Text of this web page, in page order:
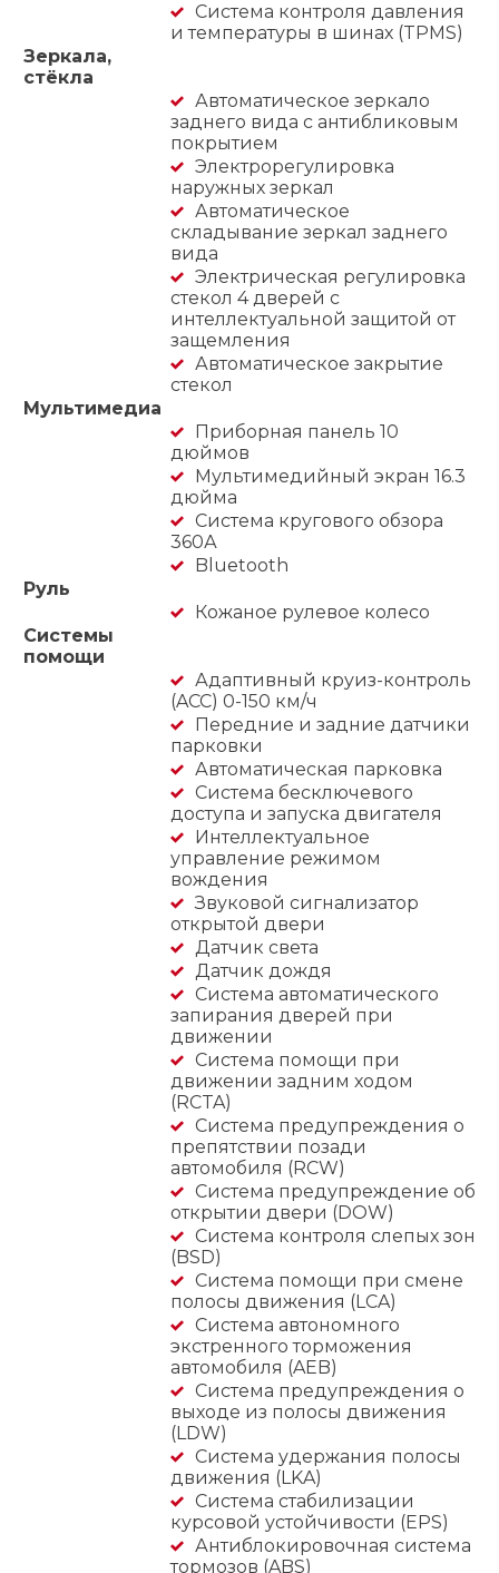
Система контроля давления
и температуры в шинах (TPMS)
Зеркала,
стёкла
Автоматическое зеркало
заднего вида с антибликовым
покрытием
Электрорегулировка
наружных зеркал
Автоматическое
складывание зеркал заднего
вида
Электрическая регулировка
стекол 4 дверей с
интеллектуальной защитой от
защемления
Автоматическое закрытие
стекол
Мультимедиа
Приборная панель 10
дюймов
Мультимедийный экран 16.3
дюйма
Система кругового обзора
360А
Bluetooth
Руль
Кожаное рулевое колесо
Системы
помощи
Адаптивный круиз-контроль
(ACC) 0-150 км/ч
Передние и задние датчики
парковки
Автоматическая парковка
Система бесключевого
доступа и запуска двигателя
Интеллектуальное
управление режимом
вождения
Звуковой сигнализатор
открытой двери
Датчик света
Датчик дождя
Система автоматического
запирания дверей при
движении
Система помощи при
движении задним ходом
(RCTA)
Система предупреждения о
препятствии позади
автомобиля (RCW)
Система предупреждение об
открытии двери (DOW)
Система контроля слепых зон
(BSD)
Система помощи при смене
полосы движения (LCA)
Cистема автономного
экстренного торможения
автомобиля (AEB)
Система предупреждения о
выходе из полосы движения
(LDW)
Система удержания полосы
движения (LKA)
Система стабилизации
курсовой устойчивости (EPS)
Антиблокировочная система
тормозов (ABS)